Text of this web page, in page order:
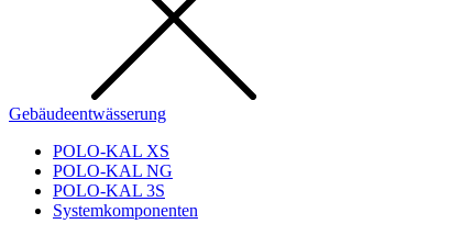
Gebäudeentwässerung
POLO-KAL XS
POLO-KAL NG
POLO-KAL 3S
Systemkomponenten